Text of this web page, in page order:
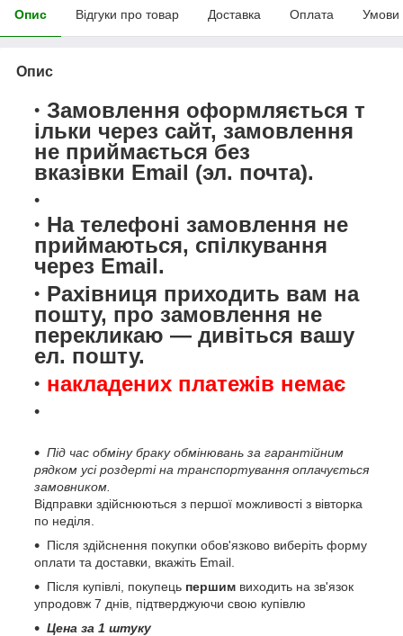
Опис Відгуки про товар Доставка Оплата Умови
Опис
Замовлення оформляється т
ільки через сайт, замовлення
не приймається без
вказівки Email (эл. почта).
На телефоні замовлення не
приймаються, спілкування
через Email.
Рахівниця приходить вам на
пошту, про замовлення не
перекликаю — дивіться вашу
ел. пошту.
накладених платежів немає
Під час обміну браку обмінювань за гарантійним
рядком усі роздерті на транспортування оплачується
замовником.
Відправки здійснюються з першої можливості з вівторка
по неділя.
Після здійснення покупки обов'язково виберіть форму
оплати та доставки, вкажіть Email.
Після купівлі, покупець першим виходить на зв'язок
упродовж 7 днів, підтверджуючи свою купівлю
Цена за 1 штуку